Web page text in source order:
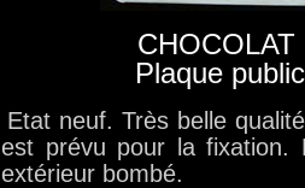
CHOCOLAT
Plaque
Etat neuf. Très belle
est prévu pour la fixation.
extérieur bombé.